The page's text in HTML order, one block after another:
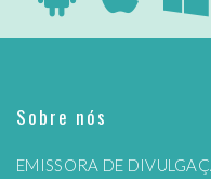
Sobre nós
EMISSORA DE